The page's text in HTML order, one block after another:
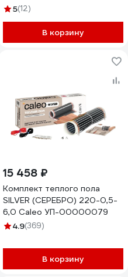
5(12)
В корзину
15 458 ₽
Комплект теплого пола
SILVER (СЕРЕБРО) 220-0,5-
6,0 Caleo УП-00000079
4.9(369)
В корзину